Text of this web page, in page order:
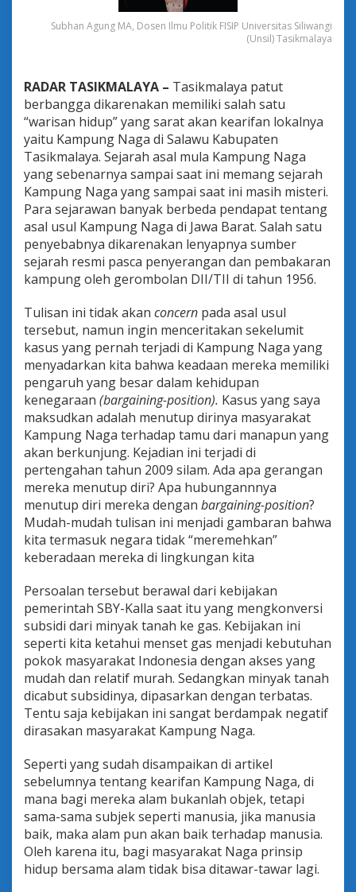
b
i
n
N
e
g
r
a
Subhan Agung MA, Dosen Ilmu Politik FISIP Universitas Siliwangi
(Unsil) Tasikmalaya
RADAR TASIKMALAYA – Tasikmalaya patut
berbangga dikarenakan memiliki salah satu
“warisan hidup” yang sarat akan kearifan lokalnya
yaitu Kampung Naga di Salawu Kabupaten
Tasikmalaya. Sejarah asal mula Kampung Naga
yang sebenarnya sampai saat ini memang sejarah
Kampung Naga yang sampai saat ini masih misteri.
Para sejarawan banyak berbeda pendapat tentang
asal usul Kampung Naga di Jawa Barat. Salah satu
penyebabnya dikarenakan lenyapnya sumber
sejarah resmi pasca penyerangan dan pembakaran
kampung oleh gerombolan DII/TII di tahun 1956.
Tulisan ini tidak akan concern pada asal usul
tersebut, namun ingin menceritakan sekelumit
kasus yang pernah terjadi di Kampung Naga yang
menyadarkan kita bahwa keadaan mereka memiliki
pengaruh yang besar dalam kehidupan
kenegaraan (bargaining-position). Kasus yang saya
maksudkan adalah menutup dirinya masyarakat
Kampung Naga terhadap tamu dari manapun yang
akan berkunjung. Kejadian ini terjadi di
pertengahan tahun 2009 silam. Ada apa gerangan
mereka menutup diri? Apa hubungannnya
menutup diri mereka dengan bargaining-position?
Mudah-mudah tulisan ini menjadi gambaran bahwa
kita termasuk negara tidak “meremehkan”
keberadaan mereka di lingkungan kita
Persoalan tersebut berawal dari kebijakan
pemerintah SBY-Kalla saat itu yang mengkonversi
subsidi dari minyak tanah ke gas. Kebijakan ini
seperti kita ketahui menset gas menjadi kebutuhan
pokok masyarakat Indonesia dengan akses yang
mudah dan relatif murah. Sedangkan minyak tanah
dicabut subsidinya, dipasarkan dengan terbatas.
Tentu saja kebijakan ini sangat berdampak negatif
dirasakan masyarakat Kampung Naga.
Seperti yang sudah disampaikan di artikel
sebelumnya tentang kearifan Kampung Naga, di
mana bagi mereka alam bukanlah objek, tetapi
sama-sama subjek seperti manusia, jika manusia
baik, maka alam pun akan baik terhadap manusia.
Oleh karena itu, bagi masyarakat Naga prinsip
hidup bersama alam tidak bisa ditawar-tawar lagi.